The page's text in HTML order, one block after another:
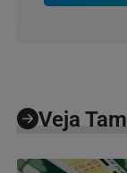
Veja